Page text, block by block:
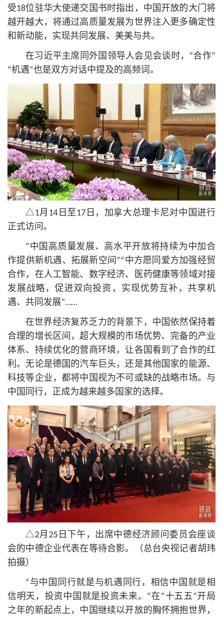
受18位驻华大使递交国书时指出，中国开放的大门将
越开越大，将通过高质量发展为世界注入更多确定性
和新动能，实现共同发展、美美与共。
在习 近平主席同外国领导人会见会谈时，“合作”
“机遇”也是双方对话中提及的高频词。
△1月14日至17日，加拿大总理卡尼对中国进行
正式访问。
“中国高质量发展、高水平开放将持续为中加合
作提供新机遇、拓展新空间”“中方愿同爱方加强经贸
合作，在人工智能、数字经济、医药健康等领域对接
发展战略，促进双向投资，实现优势互补，共享机
遇、共同发展”……
在世界经济复苏乏力的背景下，中国依然保持着
合理的增长区间，超大规模的市场优势、完备的产业
体系、持续优化的营商环境，让各国看到了合作的红
利。无论是德国的汽车巨头，还是其他国家的能源、
科技等企业，都将中国视为不可或缺的战略市场。与
中国同行，正成为越来越多国家的选择。
△2月25日下午，出席中德经济顾问委员会座谈
会的中德企业代表在等待合影。（总台央视记者胡玮
拍摄）
“与中国同行就是与机遇同行，相信中国就是相
信明天，投资中国就是投资未来。”在“十五五”开局
之年的新起点上，中国继续以开放的胸怀拥抱世界，